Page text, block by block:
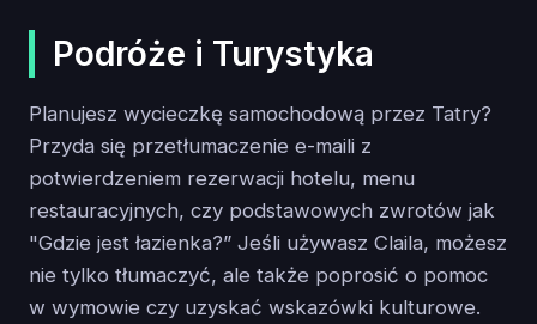
Podróże i Turystyka
Planujesz wycieczkę samochodową przez Tatry?
Przyda się przetłumaczenie e-maili z
potwierdzeniem rezerwacji hotelu, menu
restauracyjnych, czy podstawowych zwrotów jak
"Gdzie jest łazienka?” Jeśli używasz Claila, możesz
nie tylko tłumaczyć, ale także poprosić o pomoc
w wymowie czy uzyskać wskazówki kulturowe.